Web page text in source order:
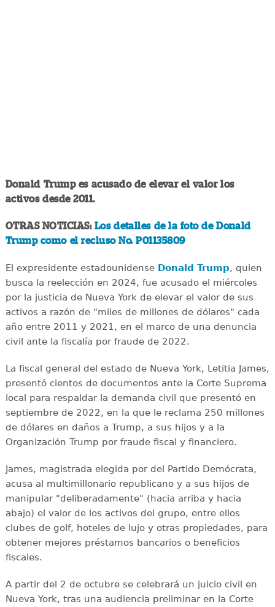
Donald Trump es acusado de elevar el valor los
activos desde 2011.
OTRAS NOTICIAS: Los detalles de la foto de Donald
Trump como el recluso No. P01135809
El expresidente estadounidense Donald Trump, quien
busca la reelección en 2024, fue acusado el miércoles
por la justicia de Nueva York de elevar el valor de sus
activos a razón de "miles de millones de dólares" cada
año entre 2011 y 2021, en el marco de una denuncia
civil ante la fiscalía por fraude de 2022.
La fiscal general del estado de Nueva York, Letitia James,
presentó cientos de documentos ante la Corte Suprema
local para respaldar la demanda civil que presentó en
septiembre de 2022, en la que le reclama 250 millones
de dólares en daños a Trump, a sus hijos y a la
Organización Trump por fraude fiscal y financiero.
James, magistrada elegida por del Partido Demócrata,
acusa al multimillonario republicano y a sus hijos de
manipular "deliberadamente" (hacia arriba y hacia
abajo) el valor de los activos del grupo, entre ellos
clubes de golf, hoteles de lujo y otras propiedades, para
obtener mejores préstamos bancarios o beneficios
fiscales.
A partir del 2 de octubre se celebrará un juicio civil en
Nueva York, tras una audiencia preliminar en la Corte